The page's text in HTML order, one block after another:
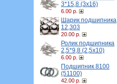
3*15,8 (3х16)
6.00 р.
Шарик подшипника
12,303
20.00 р.
Ролик подшипника
2,5*9,8 (2,5х10)
6.00 р.
Подшипник 8100
(51100)
42.00 р.